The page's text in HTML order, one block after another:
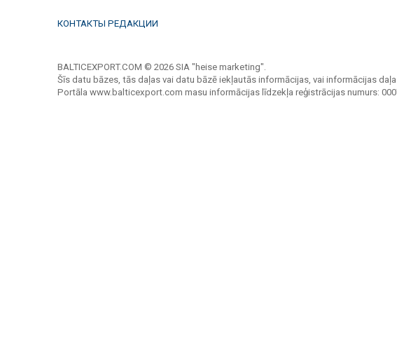
КОНТАКТЫ РЕДАКЦИИ
BALTICEXPORT.COM © 2026 SIA "heise marketing".
Šīs datu bāzes, tās daļas vai datu bāzē iekļautās informācijas, vai informācijas
Portāla www.balticexport.com masu informācijas līdzekļa reģistrācijas numurs: